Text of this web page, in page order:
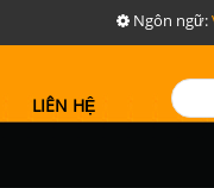
Ngôn ngữ:
LIÊN HỆ